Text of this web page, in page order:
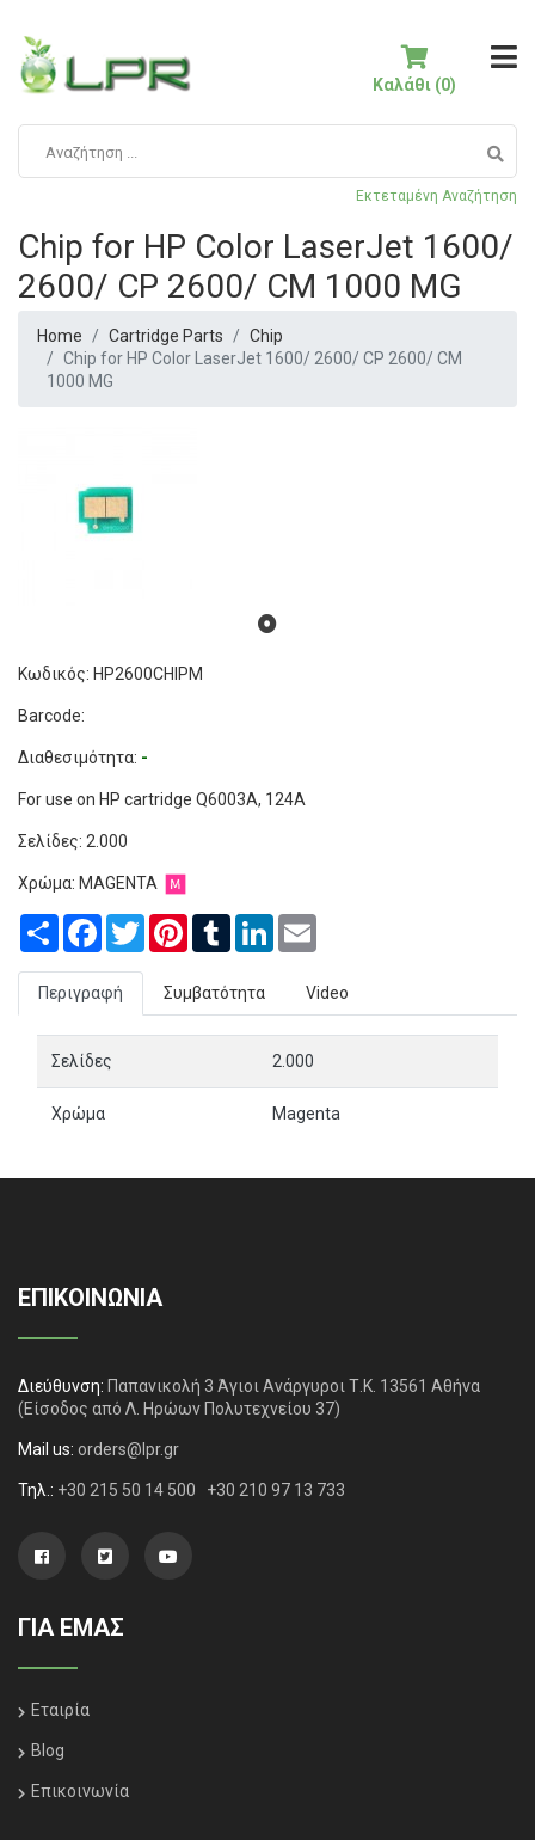
Εκτεταμένη Αναζήτηση
Καλάθι (0)
Chip for HP Color LaserJet 1600/
2600/ CP 2600/ CM 1000 MG
Home Cartridge Parts
Chip
Chip for HP Color LaserJet 1600/ 2600/ CP 2600/ CM
1000 MG
Κωδικός: HP2600CHIPM
Barcode:
Διαθεσιμότητα: -
For use on HP cartridge Q6003A, 124A
Σελίδες: 2.000
Χρώμα: MAGENTA
Share Facebook
TwitterPinterestTumblrLinkedIn
Περιγραφή Συμβατότητα Video
Σελίδες 2.000
Χρώμα Magenta
ΕΠΙΚΟΙΝΩΝΙΑ
Διεύθυνση: Παπανικολή 3 Άγιοι Ανάργυροι Τ.Κ. 13561 Αθήνα
(Είσοδος από Λ. Ηρώων Πολυτεχνείου 37)
Mail us: orders@lpr.gr
Τηλ.: +30 215 50 14 500 +30 210 97 13 733
ΓΙΑ ΕΜΑΣ
Εταιρία
Blog
Επικοινωνία